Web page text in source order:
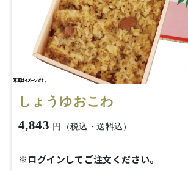
しょうゆおこわ
4,843 円（税込・送料込）
※ログインしてご注文ください。